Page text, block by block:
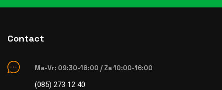
Contact
Ma-Vr: 09:30-18:00 / Za 10:00-16:00
(085) 273 12 40